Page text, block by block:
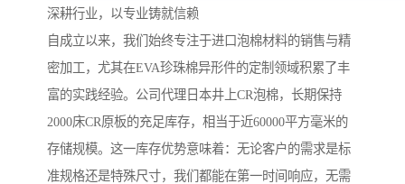
深耕行业，以专业铸就信赖
自成立以来，我们始终专注于进口泡棉材料的销售与精
密加工，尤其在EVA珍珠棉异形件的定制领域积累了丰
富的实践经验。公司代理日本井上CR泡棉，长期保持
2000床CR原板的充足库存，相当于近60000平方毫米的
存储规模。这一库存优势意味着：无论客户的需求是标
准规格还是特殊尺寸，我们都能在第一时间响应，无需